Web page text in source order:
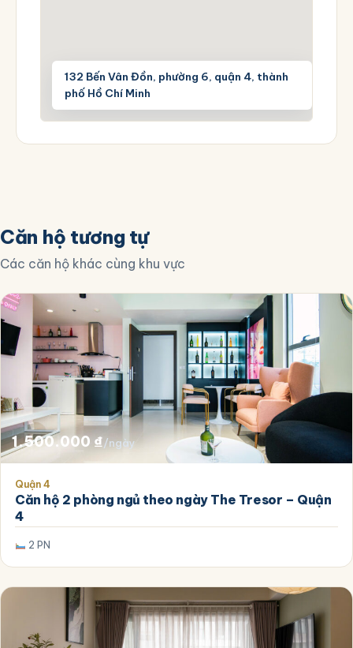
132 Bến Vân Đồn, phường 6, quận 4, thành
phố Hồ Chí Minh
Căn hộ tương tự
Các căn hộ khác cùng khu vực
1.500.000 ₫/ngày
Quận 4
Căn hộ 2 phòng ngủ theo ngày The Tresor – Quận
4
2 PN